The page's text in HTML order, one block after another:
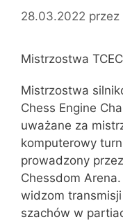
28.03.2022 przez
Mistrzostwa TCEC
Mistrzostwa
Chess Engine
uważane za
komputerowy
prowadzony
Chessdom
widzom
szachów w